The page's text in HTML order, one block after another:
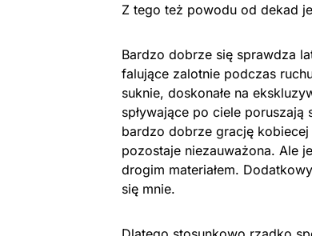
Z tego też powodu od dekad
Bardzo dobrze się sprawdza
falujące zalotnie podczas
suknie, doskonałe na
spływające po ciele poruszają
bardzo dobrze grację
pozostaje niezauważona. Ale
drogim materiałem.
się mnie.